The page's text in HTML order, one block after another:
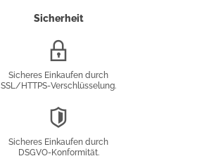
Sicherheit
Sicheres Einkaufen durch
SSL/HTTPS-Verschlüsselung.
Sicheres Einkaufen durch
DSGVO-Konformität.